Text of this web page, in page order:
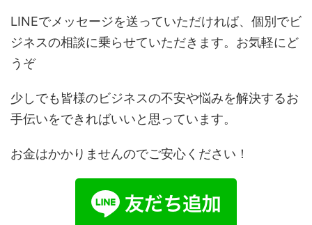
LINEでメッセージを送っていただければ、個別でビ
ジネスの相談に乗らせていただきます。お気軽にど
うぞ
少しでも皆様のビジネスの不安や悩みを解決するお
手伝いをできればいいと思っています。
お金はかかりませんのでご安心ください！